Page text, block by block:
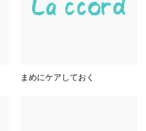
まめにケアしておく